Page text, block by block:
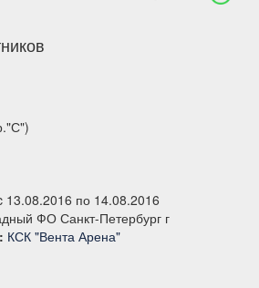
13.08.2016 по 14.08.2016
ФО Санкт-Петербург г
КСК "Вента Арена"